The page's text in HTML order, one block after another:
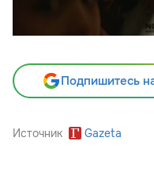
Подпишитесь
Источник Gazeta